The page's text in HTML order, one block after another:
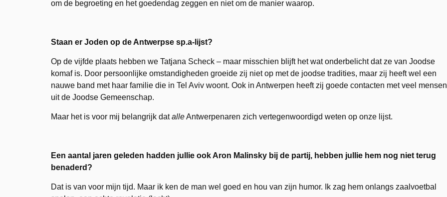
om de begroeting en het goedendag zeggen en niet om de manier waarop.
Staan er Joden op de Antwerpse sp.a-lijst?
Op de vijfde plaats hebben we Tatjana Scheck – maar misschien blijft het wat onderbelicht dat ze van Joodse
komaf is. Door persoonlijke omstandigheden groeide zij niet op met de joodse tradities, maar zij heeft wel een
nauwe band met haar familie die in Tel Aviv woont. Ook in Antwerpen heeft zij goede contacten met veel mensen
uit de Joodse Gemeenschap.
Maar het is voor mij belangrijk datalleAntwerpenaren zich vertegenwoordigd weten op onze lijst.
Een aantal jaren geleden hadden jullie ook Aron Malinsky bij de partij, hebben jullie hem nog niet terug
benaderd?
Dat is van voor mijn tijd. Maar ik ken de man wel goed en hou van zijn humor. Ik zag hem onlangs zaalvoetbal